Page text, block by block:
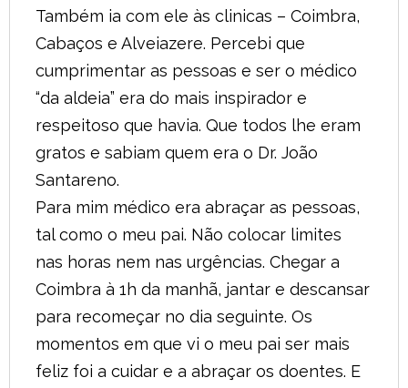
Também ia com ele às clinicas – Coimbra,
Cabaços e Alveiazere. Percebi que
cumprimentar as pessoas e ser o médico
“da aldeia” era do mais inspirador e
respeitoso que havia. Que todos lhe eram
gratos e sabiam quem era o Dr. João
Santareno.
Para mim médico era abraçar as pessoas,
tal como o meu pai. Não colocar limites
nas horas nem nas urgências. Chegar a
Coimbra à 1h da manhã, jantar e descansar
para recomeçar no dia seguinte. Os
momentos em que vi o meu pai ser mais
feliz foi a cuidar e a abraçar os doentes. E